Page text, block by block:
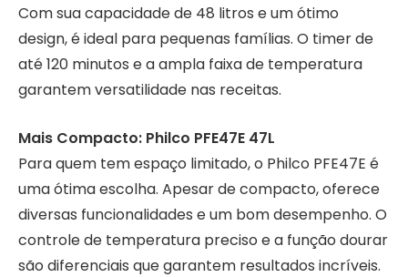
Com sua capacidade de 48 litros e um ótimo
design, é ideal para pequenas famílias. O timer de
até 120 minutos e a ampla faixa de temperatura
garantem versatilidade nas receitas.
Mais Compacto: Philco PFE47E 47L
Para quem tem espaço limitado, o Philco PFE47E é
uma ótima escolha. Apesar de compacto, oferece
diversas funcionalidades e um bom desempenho. O
controle de temperatura preciso e a função dourar
são diferenciais que garantem resultados incríveis.